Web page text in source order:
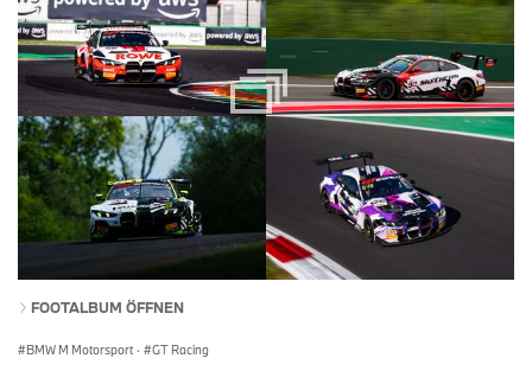
FOOTALBUM ÖFFNEN
BMW M Motorsport · GT Racing